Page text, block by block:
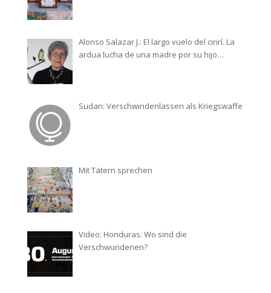
Alonso Salazar J.: El largo vuelo del cirirí. La
ardua lucha de una madre por su hijo
Sudan: Verschwindenlassen als Kriegswaffe
Mit Tätern sprechen
Video: Honduras: Wo sind die
Verschwundenen?